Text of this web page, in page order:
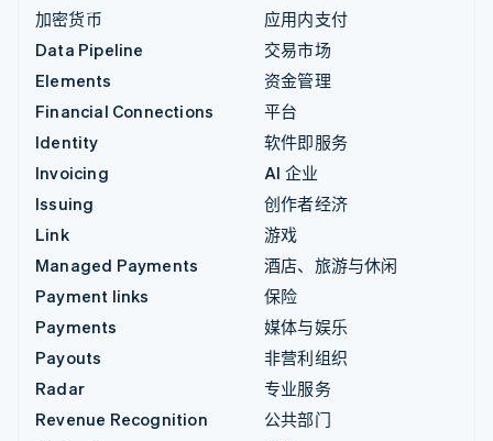
加密货币
Data Pipeline
Elements
Financial Connections
Identity
Invoicing
Issuing
Link
Managed Payments
Payment links
Payments
Payouts
Radar
Revenue Recognition
应用内支付
交易市场
资金管理
平台
软件即服务
AI 企业
创作者经济
游戏
酒店、旅游与休闲
保险
媒体与娱乐
非营利组织
专业服务
公共部门